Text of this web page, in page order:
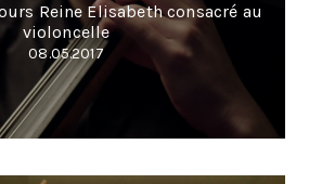
Reine Elisabeth consacré au
violoncelle
08.05.2017